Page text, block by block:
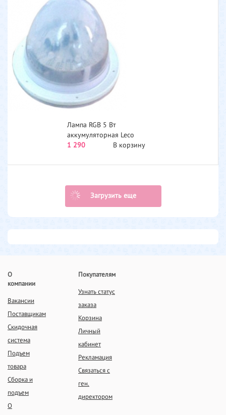
Лампа RGB 5 Вт
аккумуляторная Leco
т236201
1 290 В корзину
Загрузить еще
О
компании
Вакансии
Поставщикам
Скидочная
система
Подъем
товара
Сборка и
подъем
О
Покупателям
Узнать статус
заказа
Корзина
Личный
кабинет
Рекламация
Связаться с
ген.
директором